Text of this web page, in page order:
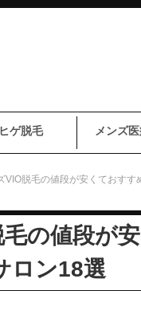
ヒゲ脱毛 メンズ
VIO脱毛の値段が安くておす
の値段が
ロン18選